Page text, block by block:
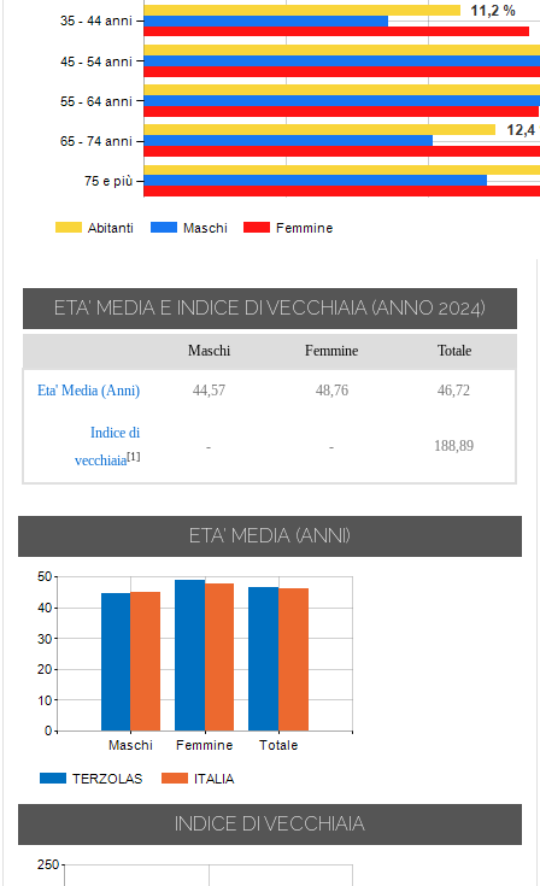
ETA' MEDIA E INDICE DI VECCHIAIA (ANNO 2024)
Maschi Femmine Totale
Eta' Media (Anni) 44,57 48,76 46,72
Indice di
vecchiaia[1]
- - 188,89
ETA' MEDIA (ANNI)
INDICE DI VECCHIAIA